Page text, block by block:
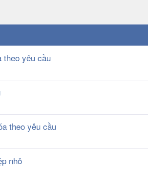
yêu cầu
theo yêu cầu
nhỏ